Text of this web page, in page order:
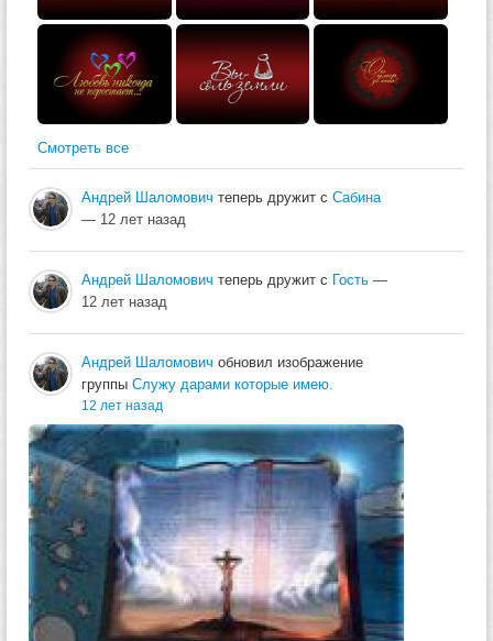
Смотреть все
Андрей Шаломович теперь дружит с Сабина
— 12 лет назад
Андрей Шаломович теперь дружит с Гость —
12 лет назад
Андрей Шаломович обновил изображение
группы Служу дарами которые имею.
12 лет назад